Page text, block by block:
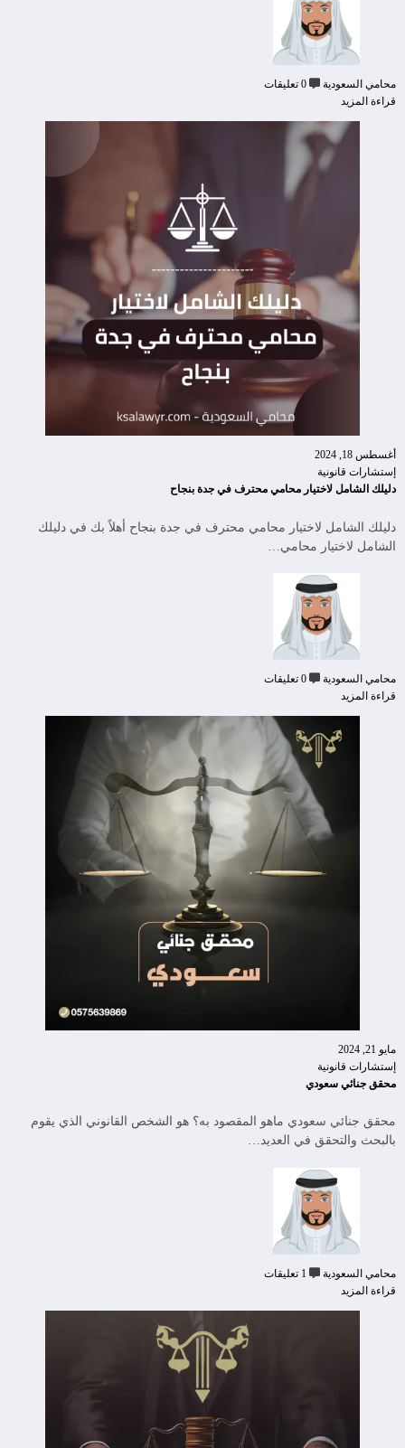
محامي السعودية
0 تعليقات
قراءة المزيد
أغسطس 18, 2024
إستشارات قانونية
دليلك الشامل لاختيار محامي محترف في جدة بنجاح
دليلك الشامل لاختيار محامي محترف في جدة بنجاح أهلاً بك في دليلك
الشامل لاختيار محامي…
محامي السعودية
0 تعليقات
قراءة المزيد
مايو 21, 2024
إستشارات قانونية
محقق جنائي سعودي
محقق جنائي سعودي ماهو المقصود به؟ هو الشخص القانوني الذي يقوم
بالبحث والتحقق في العديد…
محامي السعودية
1 تعليقات
قراءة المزيد